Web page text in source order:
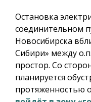
Остановка
соединительном
Новосибирска
Сибири» между
простор. Со
планируется
протяженностью